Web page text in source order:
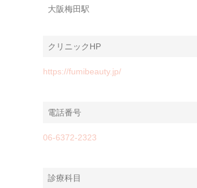
大阪梅田駅
クリニックHP
https://fumibeauty.jp/
電話番号
06-6372-2323
診療科目